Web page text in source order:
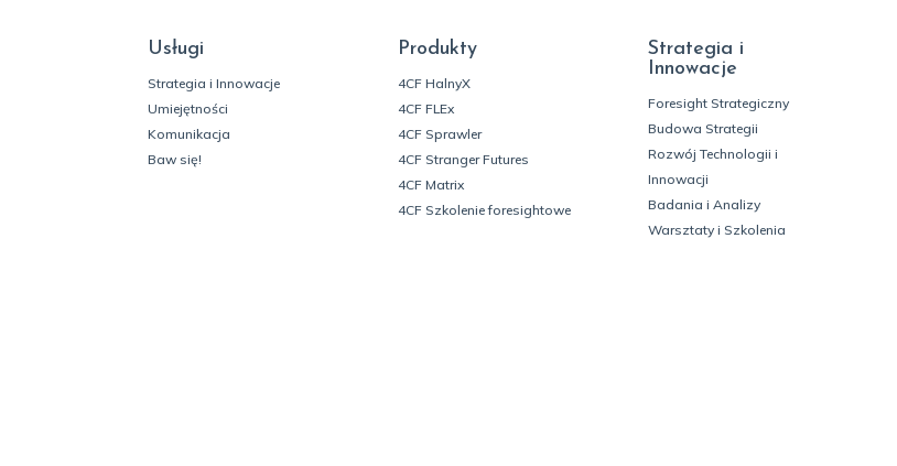
Usługi
Strategia i Innowacje
Umiejętności
Komunikacja
Baw się!
Produkty
4CF HalnyX
4CF FLEx
4CF Sprawler
4CF Stranger Futures
4CF Matrix
4CF Szkolenie foresightowe
Strategia i
Innowacje
Foresight Strategiczny
Budowa Strategii
Rozwój Technologii i
Innowacji
Badania i Analizy
Warsztaty i Szkolenia